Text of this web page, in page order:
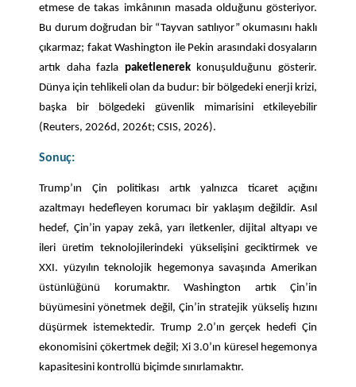
etmese de takas imkânının masada olduğunu gösteriyor.
Bu durum doğrudan bir “Tayvan satılıyor” okumasını haklı
çıkarmaz; fakat Washington ile Pekin arasındaki dosyaların
artık daha fazla paketlenerek konuşulduğunu gösterir.
Dünya için tehlikeli olan da budur: bir bölgedeki enerji krizi,
başka bir bölgedeki güvenlik mimarisini etkileyebilir
(Reuters, 2026d, 2026t; CSIS, 2026).
Sonuç:
Trump’ın Çin politikası artık yalnızca ticaret açığını
azaltmayı hedefleyen korumacı bir yaklaşım değildir. Asıl
hedef, Çin’in yapay zekâ, yarı iletkenler, dijital altyapı ve
ileri üretim teknolojilerindeki yükselişini geciktirmek ve
XXI. yüzyılın teknolojik hegemonya savaşında Amerikan
üstünlüğünü korumaktır. Washington artık Çin’in
büyümesini yönetmek değil, Çin’in stratejik yükseliş hızını
düşürmek istemektedir. Trump 2.0’ın gerçek hedefi Çin
ekonomisini çökertmek değil; Xi 3.0’ın küresel hegemonya
kapasitesini kontrollü biçimde sınırlamaktır.